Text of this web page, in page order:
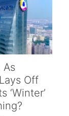
As
Off
‘Winter’